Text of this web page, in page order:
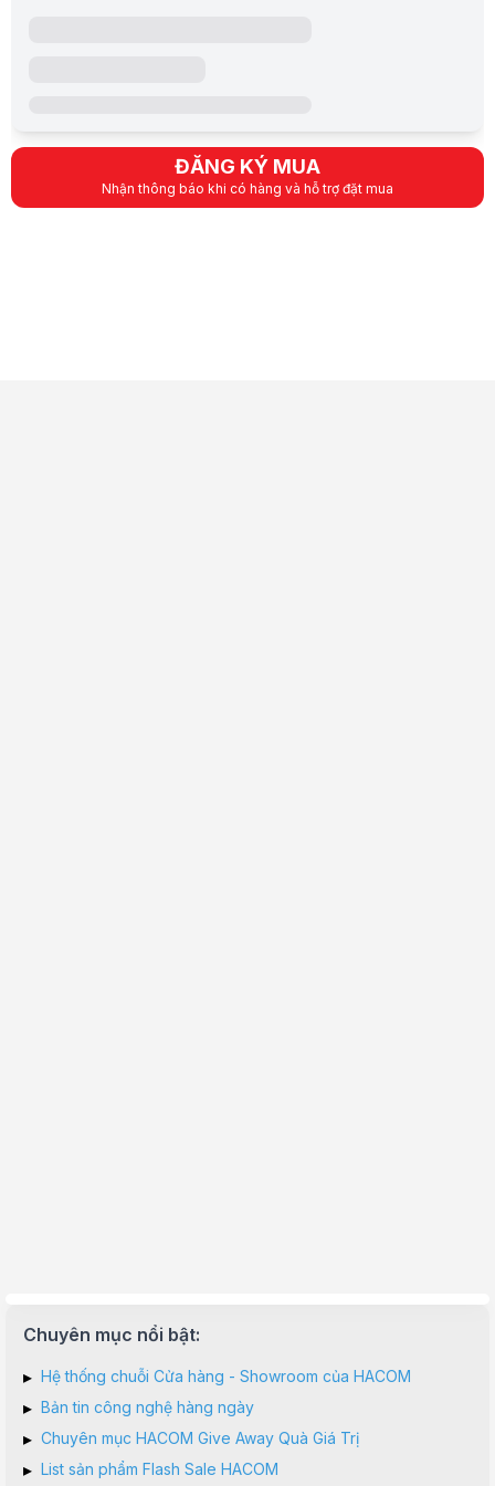
Bài viết và hình ảnh mang tính tham khảo. Cấu hình và đặc
Danh mục:Thay Pin Laptop
ĐĂNG KÝ MUA
Nhận thông báo khi có hàng và hỗ trợ đặt mua
Chuyên mục nổi bật:
▸ Hệ thống chuỗi Cửa hàng - Showroom của HACOM
▸ Bản tin công nghệ hàng ngày
▸ Chuyên mục HACOM Give Away Quà Giá Trị
▸ List sản phẩm Flash Sale HACOM